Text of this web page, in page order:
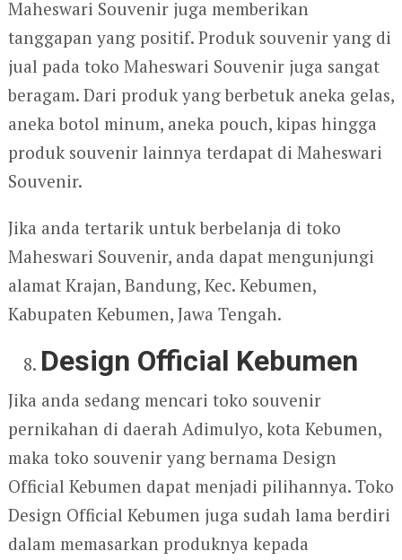
Maheswari Souvenir juga memberikan
tanggapan yang positif. Produk souvenir yang di
jual pada toko Maheswari Souvenir juga sangat
beragam. Dari produk yang berbetuk aneka gelas,
aneka botol minum, aneka pouch, kipas hingga
produk souvenir lainnya terdapat di Maheswari
Souvenir.
Jika anda tertarik untuk berbelanja di toko
Maheswari Souvenir, anda dapat mengunjungi
alamat Krajan, Bandung, Kec. Kebumen,
Kabupaten Kebumen, Jawa Tengah.
Design Official Kebumen
Jika anda sedang mencari toko souvenir
pernikahan di daerah Adimulyo, kota Kebumen,
maka toko souvenir yang bernama Design
Official Kebumen dapat menjadi pilihannya. Toko
Design Official Kebumen juga sudah lama berdiri
dalam memasarkan produknya kepada